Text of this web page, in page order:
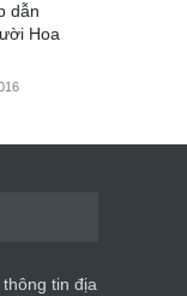
dẫn
Hoa
tin địa